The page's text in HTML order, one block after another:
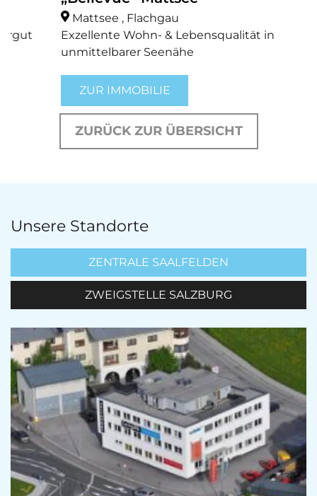
Mattsee , Flachgau
Exzellente Wohn- & Lebensqualität in
unmittelbarer Seenähe
ZUR IMMOBILIE
ZURÜCK ZUR ÜBERSICHT
Unsere Standorte
ZENTRALE SAALFELDEN
ZWEIGSTELLE SALZBURG